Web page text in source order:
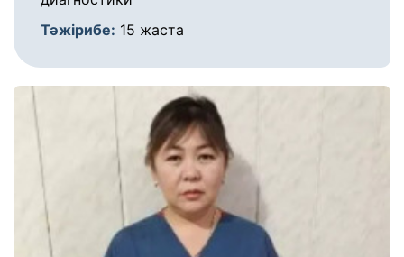
Тәжірибе: 15 жаста